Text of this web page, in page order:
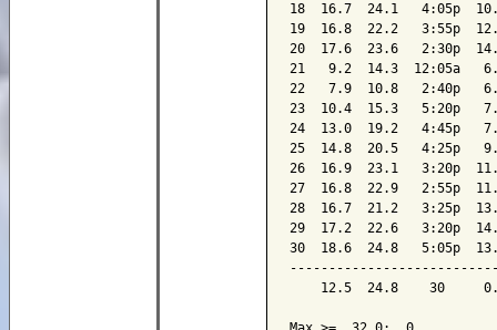
18  16.7  24.1   4:05p
19  16.8  22.2   3:55p
20  17.6  23.6   2:30p
21   9.2  14.3  12:05a
22   7.9  10.8   2:40p
23  10.4  15.3   5:20p
24  13.0  19.2   4:45p
25  14.8  20.5   4:25p
26  16.9  23.1   3:20p
27  16.8  22.9   2:55p
28  16.7  21.2   3:25p
29  17.2  22.6   3:20p
30  18.6  24.8   5:05p
12.5  24.8    30